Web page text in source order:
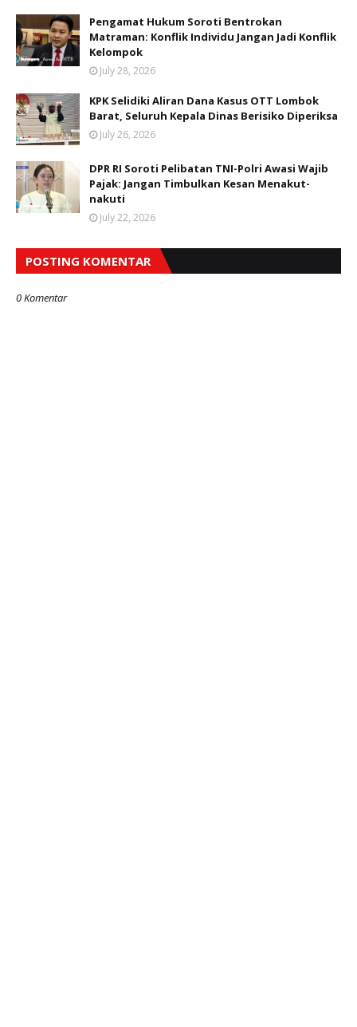
Pengamat Hukum Soroti Bentrokan
Matraman: Konflik Individu Jangan Jadi Konflik
Kelompok
July 28, 2026
KPK Selidiki Aliran Dana Kasus OTT Lombok
Barat, Seluruh Kepala Dinas Berisiko Diperiksa
July 26, 2026
DPR RI Soroti Pelibatan TNI-Polri Awasi Wajib
Pajak: Jangan Timbulkan Kesan Menakut-
nakuti
July 22, 2026
POSTING KOMENTAR
0 Komentar